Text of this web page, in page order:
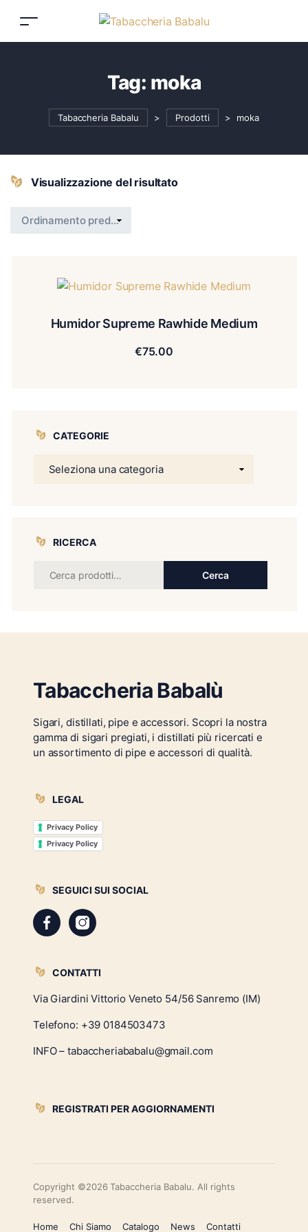
Tag: moka
Tabaccheria Babalu > Prodotti > moka
Visualizzazione del risultato
Humidor Supreme Rawhide Medium
€75.00
CATEGORIE
RICERCA
Cerca
Tabaccheria Babalù
Sigari, distillati, pipe e accessori. Scopri la nostra
gamma di sigari pregiati, i distillati più ricercati e
un assortimento di pipe e accessori di qualità.
LEGAL
Privacy Policy
Privacy Policy
SEGUICI SUI SOCIAL
CONTATTI
Via Giardini Vittorio Veneto 54/56 Sanremo (IM)
Telefono: +39 0184503473
INFO – tabaccheriababalu@gmail.com
REGISTRATI PER AGGIORNAMENTI
Copyright ©2026 Tabaccheria Babalu. All rights
reserved.
Home Chi Siamo Catalogo News Contatti